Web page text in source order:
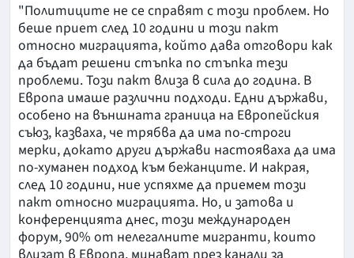
"Политиците не се справят с този проблем. Но
беше приет след 10 години и този пакт
относно миграцията, който дава отговори как
да бъдат решени стъпка по стъпка тези
проблеми. Този пакт влиза в сила до година. В
Европа имаше различни подходи. Едни държави,
особено на външната граница на Европейския
съюз, казваха, че трябва да има по-строги
мерки, докато други държави настояваха да има
по-хуманен подход към бежанците. И накрая,
след 10 години, ние успяхме да приемем този
пакт относно миграцията. Но, и затова и
конференцията днес, този международен
форум, 90% от нелегалните мигранти, които